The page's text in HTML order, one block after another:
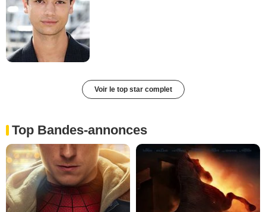
Voir le top star complet
Top Bandes-annonces